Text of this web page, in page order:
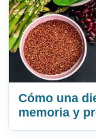
Cómo una
memoria y